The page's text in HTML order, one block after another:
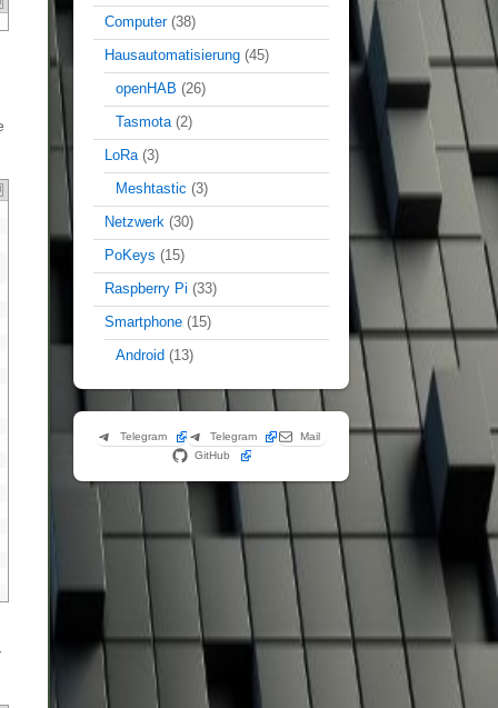
Computer(38)
Hausautomatisierung (45)
openHAB (26)
Tasmota(2)
LoRa(3)
Meshtastic (3)
Netzwerk (30)
PoKeys (15)
Raspberry Pi (33)
Smartphone (15)
Android (13)
Telegram Telegram
Mail
GitHub